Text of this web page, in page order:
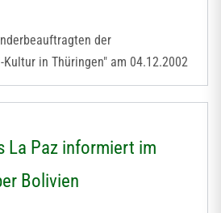
der
Kultur in Thüringen" am 04.12.2002
La Paz informiert im
Bolivien